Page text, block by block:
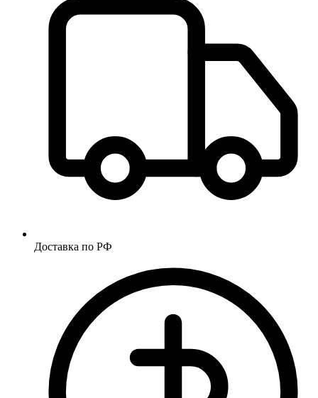
Доставка по РФ